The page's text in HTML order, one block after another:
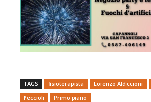
TAGS fisioterapista Lorenzo Aldiccioni
Peccioli
Primo piano